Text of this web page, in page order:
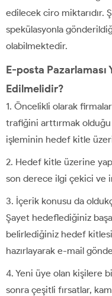
edilecek ciro miktarıdır.
spekülasyonla
olabilmektedir.
E-posta
Edilmelidir?
1. Öncelikli olarak
trafiğini arttırmak
işleminin hedef kitle
2. Hedef kitle üzerine
son derece ilgi çekici ve
3. İçerik konusu da
Şayet hedeflediğiniz
belirlediğiniz hedef
hazırlayarak e-mail
4. Yeni üye olan kişilere
sonra çeşitli fırsatlar,